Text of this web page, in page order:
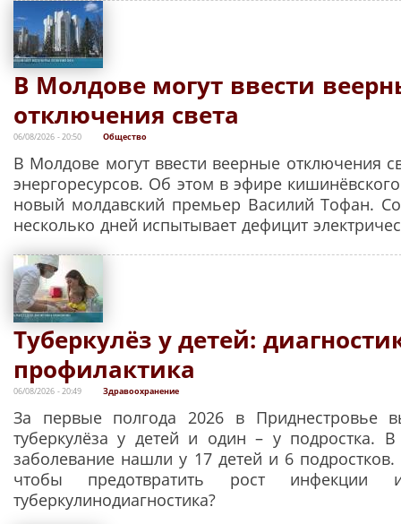
В Молдове могут ввести
отключения света
06/08/2026 - 20:50 Общество
В Молдове могут ввести веерные отключения
энергоресурсов. Об этом в эфире кишинёвского
новый молдавский премьер Василий Тофан.
несколько дней испытывает дефицит
Туберкулёз у детей:
профилактика
06/08/2026 - 20:49 Здравоохранение
За первые полгода 2026 в Приднестровье
туберкулёза у детей и один – у подростка.
заболевание нашли у 17 детей и 6
чтобы предотвратить рост инфекции
туберкулинодиагностика?